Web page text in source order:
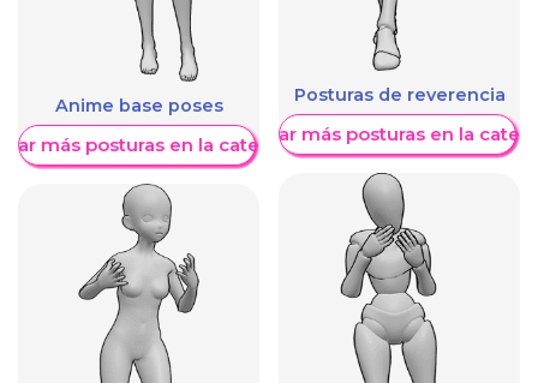
Anime base poses
más posturas en la categoría
Posturas de reverencia
Mostrar más posturas en la